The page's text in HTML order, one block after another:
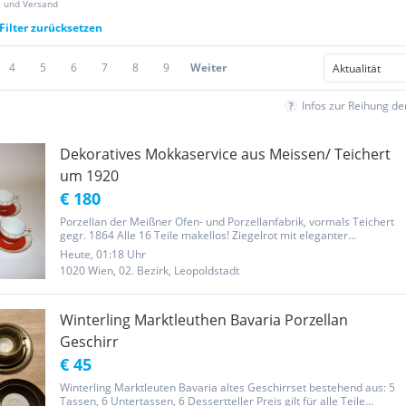
und Versand
Filter zurücksetzen
4 5 6 7 8 9 Weiter
Infos zur Reihung
Dekoratives Mokkaservice aus Meissen/ Teichert
um 1920
€ 180
Porzellan der Meißner Ofen- und Porzellanfabrik, vormals Teichert
gegr. 1864 Alle 16 Teile makellos! Ziegelrot mit eleganter
Goldstaffage 6 Mokkatassen mit Untertassen 1 Kaffekanne mit
Deckel 1 Zuckerdose mit Deckel Noch viele weitere schöne Dinge...
Heute, 01:18 Uhr
1020 Wien, 02. Bezirk, Leopoldstadt
Winterling Marktleuthen Bavaria Porzellan
Geschirr
€ 45
Winterling Marktleuten Bavaria altes Geschirrset bestehend aus: 5
Tassen, 6 Untertassen, 6 Dessertteller Preis gilt für alle Teile